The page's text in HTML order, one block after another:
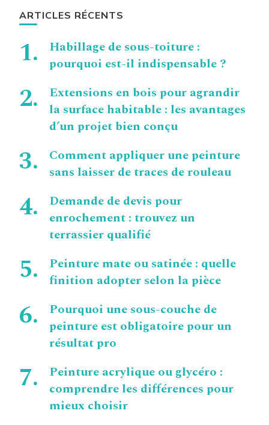
ARTICLES RÉCENTS
Habillage de sous-toiture :
pourquoi est-il indispensable ?
Extensions en bois pour agrandir
la surface habitable : les avantages
d’un projet bien conçu
Comment appliquer une peinture
sans laisser de traces de rouleau
Demande de devis pour
enrochement : trouvez un
terrassier qualifié
Peinture mate ou satinée : quelle
finition adopter selon la pièce
Pourquoi une sous-couche de
peinture est obligatoire pour un
résultat pro
Peinture acrylique ou glycéro :
comprendre les différences pour
mieux choisir